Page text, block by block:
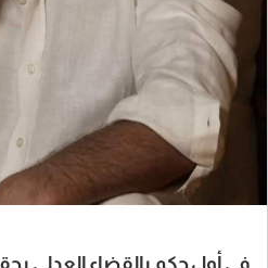
في أول حكم بالقضاء العدلي